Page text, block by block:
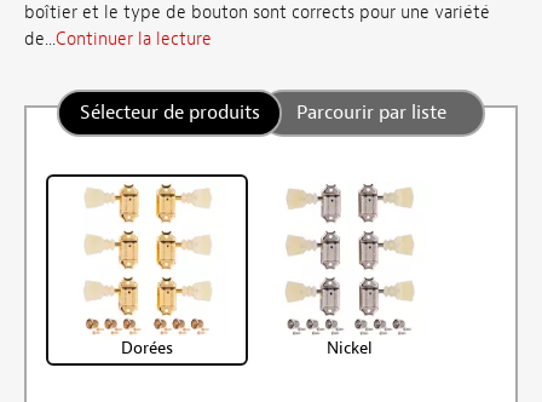
boîtier et le type de bouton sont corrects pour une variété
de...Continuer la lecture
Sélecteur de produits Parcourir par liste
Dorées Nickel